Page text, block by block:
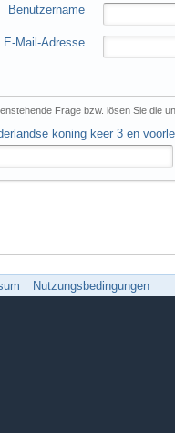
Benutzername
E-Mail-Adresse
Frage bzw. lösen Sie die
koning keer 3 en
Nutzungsbedingungen